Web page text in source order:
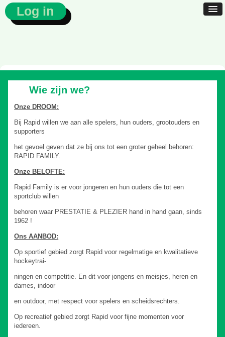
Log in
Wie zijn we?
Onze DROOM:
Bij Rapid willen we aan alle spelers, hun ouders, grootouders en
supporters
het gevoel geven dat ze bij ons tot een groter geheel behoren:
RAPID FAMILY.
Onze BELOFTE:
Rapid Family is er voor jongeren en hun ouders die tot een
sportclub willen
behoren waar PRESTATIE & PLEZIER hand in hand gaan, sinds
1962 !
Ons AANBOD:
Op sportief gebied zorgt Rapid voor regelmatige en kwalitatieve
hockeytrai-
ningen en competitie. En dit voor jongens en meisjes, heren en
dames, indoor
en outdoor, met respect voor spelers en scheidsrechters.
Op recreatief gebied zorgt Rapid voor fijne momenten voor
iedereen.